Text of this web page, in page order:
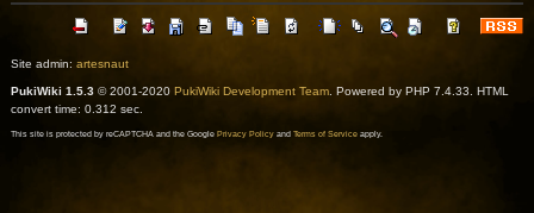
Site admin: artesnaut
PukiWiki 1.5.3© 2001-2020 PukiWiki Development Team. Powered by PHP 7.4.33. HTML
convert time: 0.312 sec.
This site is protected by reCAPTCHA and the Google Privacy Policyand Terms of Serviceapply.